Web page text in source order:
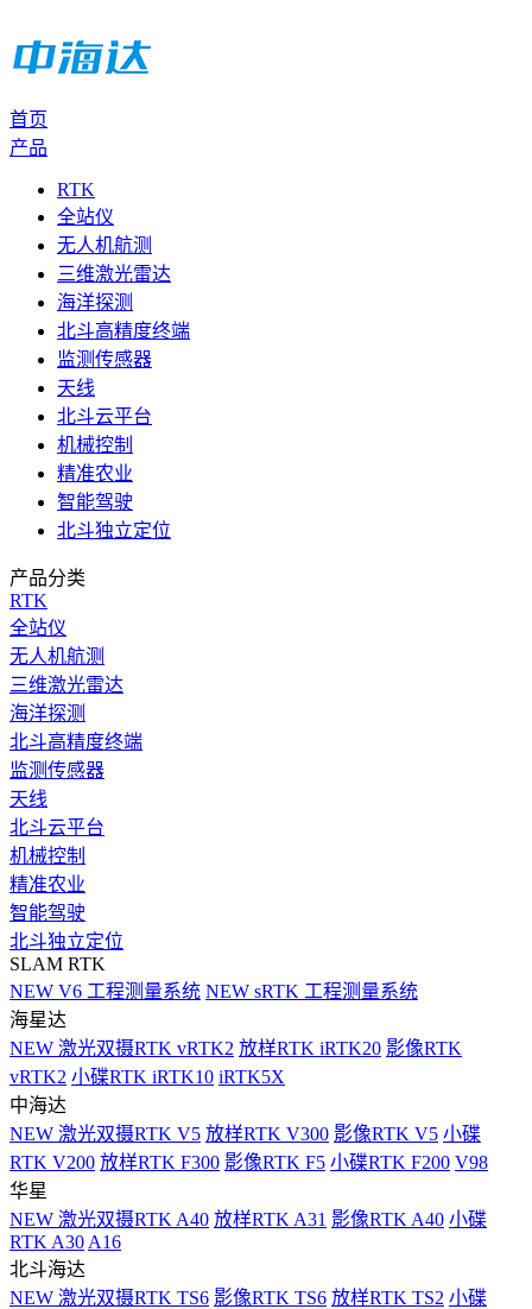
首页
产品
RTK
全站仪
无人机航测
三维激光雷达
海洋探测
北斗高精度终端
监测传感器
天线
北斗云平台
机械控制
精准农业
智能驾驶
北斗独立定位
产品分类
RTK
全站仪
无人机航测
三维激光雷达
海洋探测
北斗高精度终端
监测传感器
天线
北斗云平台
机械控制
精准农业
智能驾驶
北斗独立定位
SLAM RTK
NEW V6 工程测量系统 NEW sRTK 工程测量系统
海星达
NEW 激光双摄RTK vRTK2 放样RTK iRTK20 影像RTK
vRTK2 小碟RTK iRTK10 iRTK5X
中海达
NEW 激光双摄RTK V5 放样RTK V300 影像RTK V5 小碟
RTK V200 放样RTK F300 影像RTK F5 小碟RTK F200 V98
华星
NEW 激光双摄RTK A40 放样RTK A31 影像RTK A40 小碟
RTK A30 A16
北斗海达
NEW 激光双摄RTK TS6 影像RTK TS6 放样RTK TS2 小碟